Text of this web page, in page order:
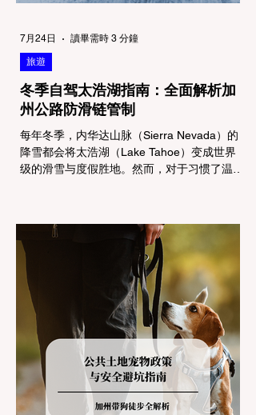
冬季自驾太浩湖指南：全面解析加
州公路防滑链管制
每年冬季，内华达山脉（Sierra Nevada）的
降雪都会将太浩湖（Lake Tahoe）变成世界
级的滑雪与度假胜地。然而，对于习惯了温暖
(Chain Controls)。 不了解这些规定，不仅可
能面临高额罚单或被公路巡警（CHP）劝
返，更可能在冰雪路面上引发严重的安全事
故。本文将为您系统解析加州的防滑链政策，
帮助您明确自己的车型在不同路况下的具体要
求，并为出行做好充足准备。 一、 核心概
念：看懂加州 R1, R2, R3 管制级别 当恶劣天
气来袭，加州交通局会在公路上启动防滑链管
制，并通过电子路牌指示当前的管制级别。加
州采用三个递进的级别（R1至R3）来规范通
行车辆： R1 管制 (Requirement 1) 规定内
旅遊
7月24日 讀畢需時 3 分鐘